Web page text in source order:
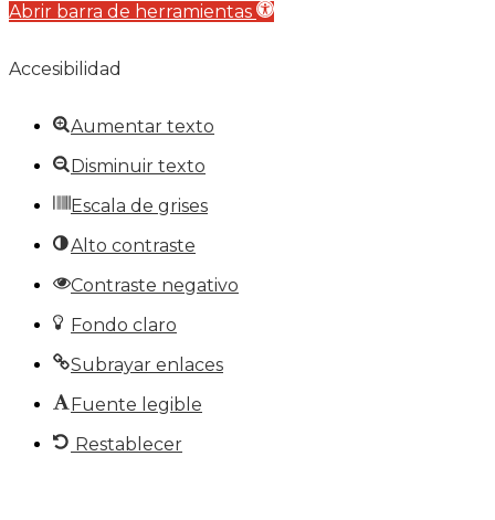
Abrir barra de herramientas
Accesibilidad
Aumentar texto
Disminuir texto
Escala de grises
Alto contraste
Contraste negativo
Fondo claro
Subrayar enlaces
Fuente legible
Restablecer